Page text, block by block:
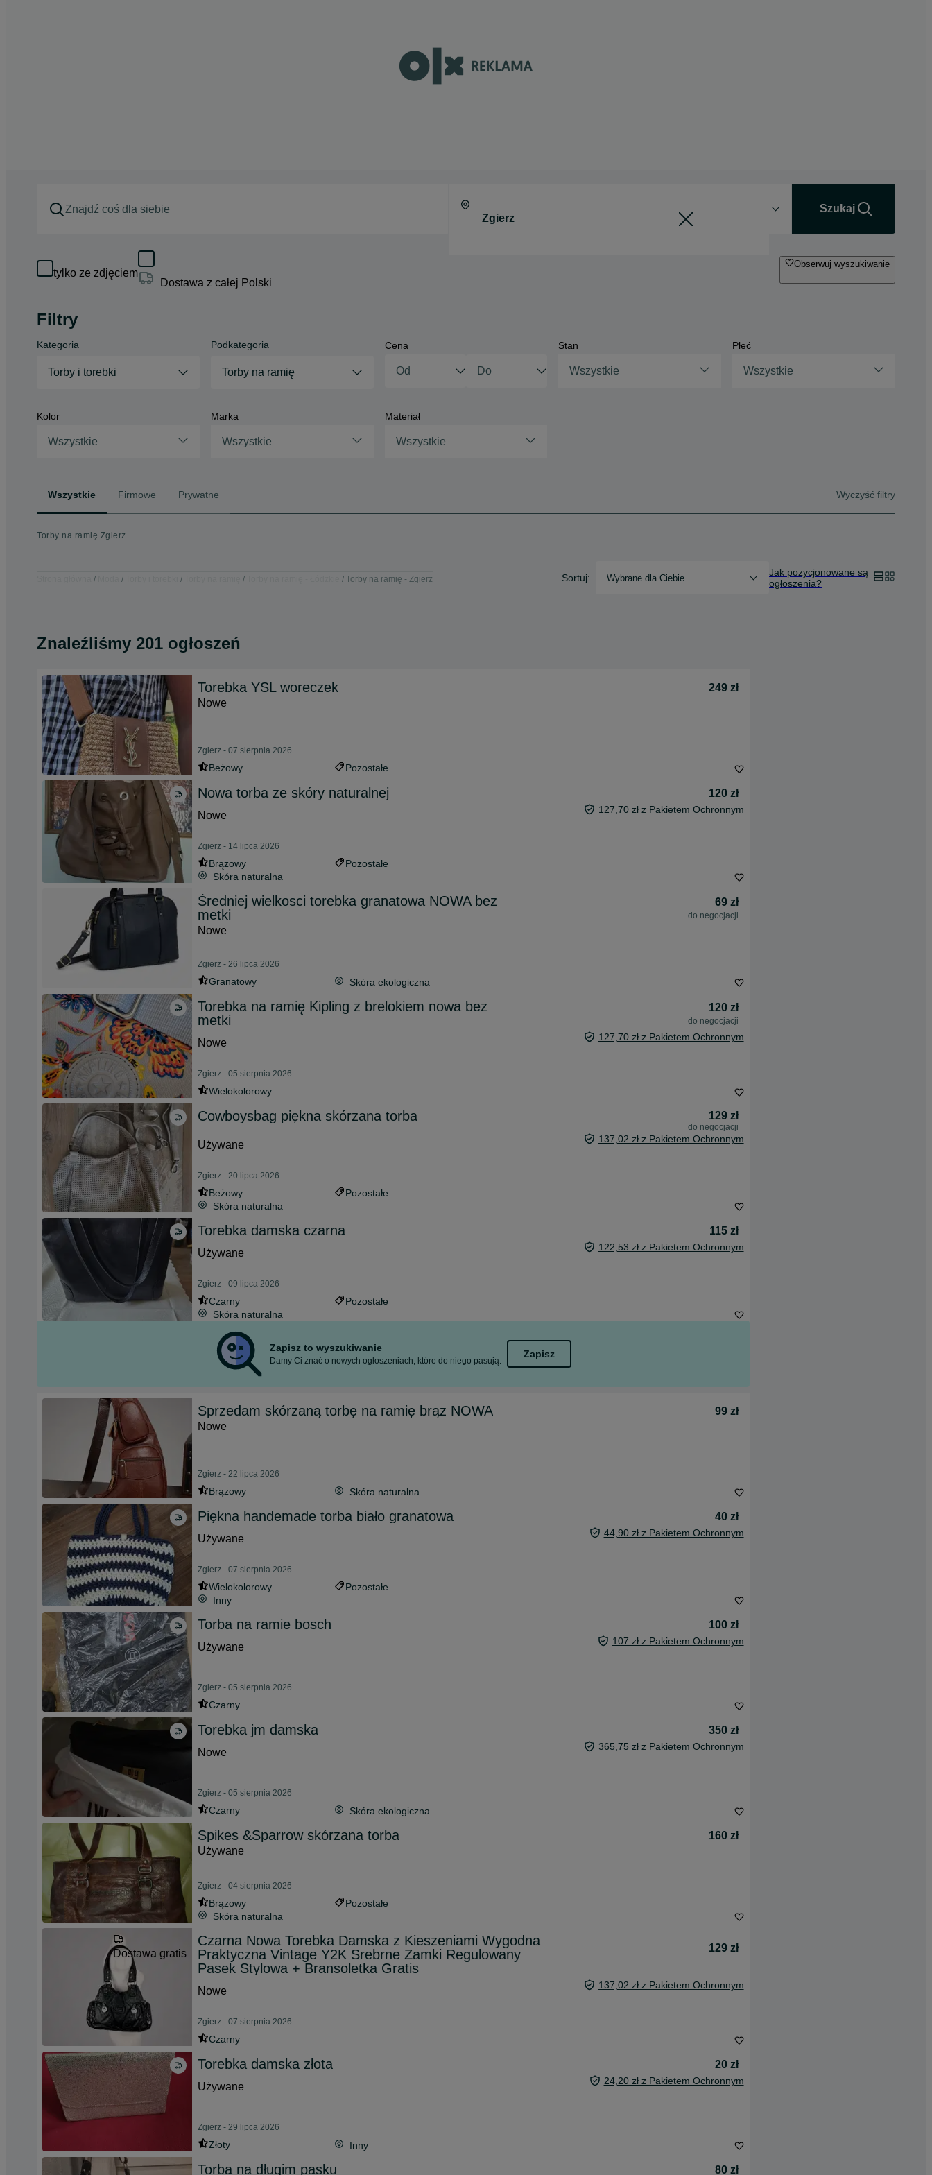
Szukaj
tylko ze zdjęciem
Dostawa z całej Polski
Obserwuj wyszukiwanie
Filtry
Kategoria
Torby i torebki
Podkategoria
Torby na ramię
Cena Stan
Wszystkie
Płeć
Wszystkie
Kolor
Wszystkie
Marka
Wszystkie
Materiał
Wszystkie
Wszystkie Firmowe Prywatne Wyczyść filtry
Torby na ramię Zgierz
Torby na ramię - Zgierz Sortuj: Wybrane dla Ciebie
Jak pozycjonowane są
ogłoszenia?
Znaleźliśmy 201 ogłoszeń
Torebka YSL woreczek
249 zł
Nowe
Zgierz - 07 sierpnia 2026
Beżowy Pozostałe
Nowa torba ze skóry naturalnej
120 zł
Nowe
127,70 zł z Pakietem Ochronnym
Zgierz - 14 lipca 2026
Brązowy
Pozostałe
Skóra naturalna
Średniej wielkosci torebka granatowa NOWA bez
metki
69 zł
do negocjacji
Nowe
Zgierz - 26 lipca 2026
Granatowy Skóra ekologiczna
Torebka na ramię Kipling z brelokiem nowa bez
metki
120 zł
do negocjacji
Nowe 127,70 zł z Pakietem Ochronnym
Zgierz - 05 sierpnia 2026
Wielokolorowy
Cowboysbag piękna skórzana torba 129 zł
do negocjacji
Używane 137,02 zł z Pakietem Ochronnym
Zgierz - 20 lipca 2026
Beżowy
Pozostałe
Skóra naturalna
Torebka damska czarna
115 zł
Używane
122,53 zł z Pakietem Ochronnym
Zgierz - 09 lipca 2026
Czarny
Pozostałe
Skóra naturalna
Zapisz to wyszukiwanie
Damy Ci znać o nowych ogłoszeniach, które do niego pasują.
Zapisz
Sprzedam skórzaną torbę na ramię brąz NOWA
99 zł
Nowe
Zgierz - 22 lipca 2026
Brązowy Skóra naturalna
Piękna handemade torba biało granatowa
40 zł
Używane
44,90 zł z Pakietem Ochronnym
Zgierz - 07 sierpnia 2026
Wielokolorowy
Pozostałe
Inny
Torba na ramie bosch
100 zł
Używane
107 zł z Pakietem Ochronnym
Zgierz - 05 sierpnia 2026
Czarny
Torebka jm damska
350 zł
Nowe
365,75 zł z Pakietem Ochronnym
Zgierz - 05 sierpnia 2026
Czarny Skóra ekologiczna
Spikes &Sparrow skórzana torba
160 zł
Używane
Zgierz - 04 sierpnia 2026
Brązowy
Pozostałe
Skóra naturalna
Dostawa gratis
Czarna Nowa Torebka Damska z Kieszeniami Wygodna
Praktyczna Vintage Y2K Srebrne Zamki Regulowany
Pasek Stylowa + Bransoletka Gratis
129 zł
Nowe 137,02 zł z Pakietem Ochronnym
Zgierz - 07 sierpnia 2026
Czarny
Torebka damska złota
20 zł
Używane
24,20 zł z Pakietem Ochronnym
Zgierz - 29 lipca 2026
Złoty Inny
Torba na długim pasku 80 zł